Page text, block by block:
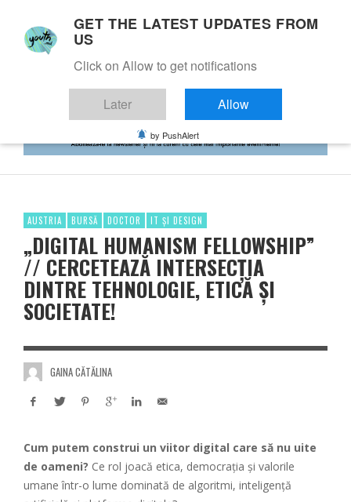
AUSTRIA BURSĂ DOCTOR IT ȘI DESIGN
„DIGITAL HUMANISM FELLOWSHIP”
// CERCETEAZĂ INTERSECȚIA
DINTRE TEHNOLOGIE, ETICĂ ȘI
SOCIETATE!
GAINA CĂTĂLINA
Cum putem construi un viitor digital care să nu uite
de oameni? Ce rol joacă etica, democrația și valorile
umane într-o lume dominată de algoritmi, inteligență
GET THE LATEST UPDATES FROM
US
Click on Allow to get notifications
Later Allow
by PushAlert